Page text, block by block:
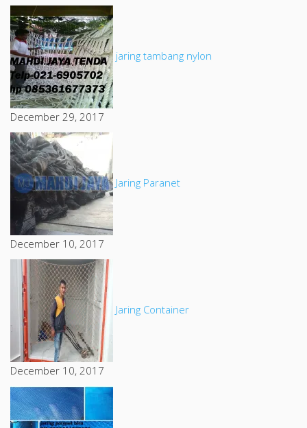
jaring tambang nylon
December 29, 2017
Jaring Paranet
December 10, 2017
Jaring Container
December 10, 2017